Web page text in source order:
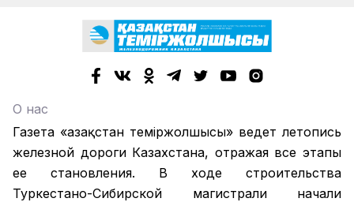
О нас
Газета «Қазақстан теміржолшысы» ведет летопись
железной дороги Казахстана, отражая все этапы
ее становления. В ходе строительства
Туркестано-Сибирской магистрали начали